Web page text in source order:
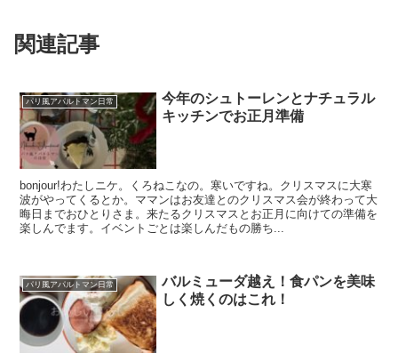
関連記事
パリ風アパルトマン日常
今年のシュトーレンとナチュラル
キッチンでお正月準備
bonjour!わたしニケ。くろねこなの。寒いですね。クリスマスに大寒
波がやってくるとか。ママンはお友達とのクリスマス会が終わって大
晦日までおひとりさま。来たるクリスマスとお正月に向けての準備を
楽しんでます。イベントごとは楽しんだもの勝ち...
パリ風アパルトマン日常
バルミューダ越え！食パンを美味
しく焼くのはこれ！